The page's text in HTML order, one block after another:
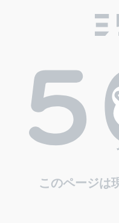
このページは